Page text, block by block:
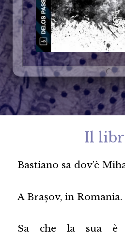
Il
Bastiano sa dov’è
A Brașov, in Romania.
Sa che la sua è